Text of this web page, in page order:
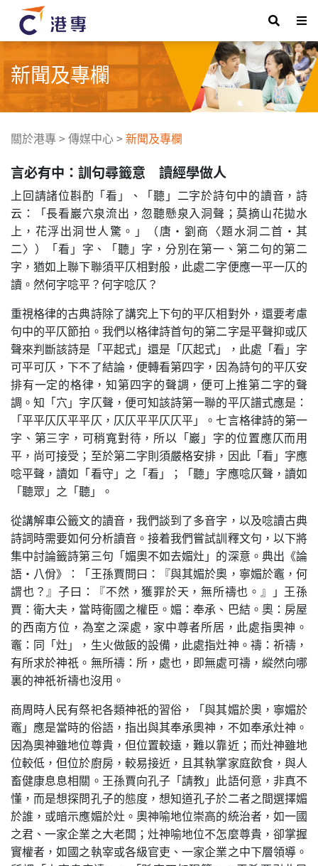
新聞及專欄
關於港專>傳媒中心>新聞及專欄
言必有中：訓句尋籤意 讀經學做人
上回請諸位斟酌「看」、「聽」二字於詩句中的讀音，詩
云：「長看巖穴泉流出，忽聽懸泉入洞聲；莫摘山花拋水
上，花浮出洞世人驚。」（唐·劉商〈題水洞二首·其
二〉）「看」字、「聽」字，分別在第一、第二句的第二
字，猶如上聯下聯須平仄相對般，此處二字便應一平一仄的
讀。然何字唸平？何字唸仄？
重視格律的古典詩除了講究上下句的平仄相對外，還要考慮
句中的平仄節拍。我們以格律詩首句的第二字是平聲抑或仄
聲來判斷該詩是「平起式」還是「仄起式」，此處「看」字
可平可仄，下不了結論，便轉看第四字，因為詩句的平仄安
排有一定的格律，知第四字的聲調，便可上推第二字的聲
調。知「穴」字仄聲，便可知該詩第一聯的平仄譜式應是：
「平平仄仄平平仄，仄仄平平仄仄平」。七言格律詩的第一
字、第三字，可稍寬對待，所以「巖」字的位置應仄而用
平，尚可接受；至於第二字則須嚴格安排，因此「看」字應
唸平聲，讀如「看守」之「看」；「聽」字應唸仄聲，讀如
「聽眾」之「聽」。
從講解車公籤文的讀音，我們談到了多音字，以及唸讀古典
詩詞時需要如何分析讀音。接着我們嘗試訓釋文句，以下將
集中討論籤詩第三句「媚奧不如去媚灶」的深意。典出《論
語·八佾》：「王孫賈問曰：『與其媚於奧，寧媚於竈，何
謂也？』子曰：『不然，獲罪於天，無所禱也。』」王孫
賈：衛大夫，當時衛國之權臣。媚：奉承、巴結。奧：房屋
的西南方位，為室之深處，家中尊者所居，此處指奧神。
竈：同「灶」，生火做飯的設備，此處指灶神。禱：祈禱，
有所求於神祇。無所禱：所，處也，即無處可禱，縱然向哪
裏的神祇祈禱也沒用。
商周時人民有祭祀各類神祇的習俗，「與其媚於奧，寧媚於
竈」應是當時的俗語，指出與其奉承奧神，不如奉承灶神。
因為奧神雖地位尊貴，但位置較遠，難以靠近；而灶神雖地
位較低，但位於廚房，較易接近，且其執掌家庭飲食，與人
畜健康息息相關。王孫賈向孔子「請教」此語何意，非真不
懂，而是想探問孔子的態度，想知道孔子於二者之間選擇媚
於誰，或暗示應媚於灶。奧神喻地位崇高的統治者，如一國
之君、一家企業之大老闆；灶神喻地位不怎麼尊貴，卻掌握
實權者，如國之執宰或各級官吏、一家企業之中下層領導。